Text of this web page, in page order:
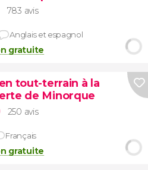
783 avis
Anglais et espagnol
gratuite
tout-terrain à la
de Minorque
250 avis
Français
gratuite